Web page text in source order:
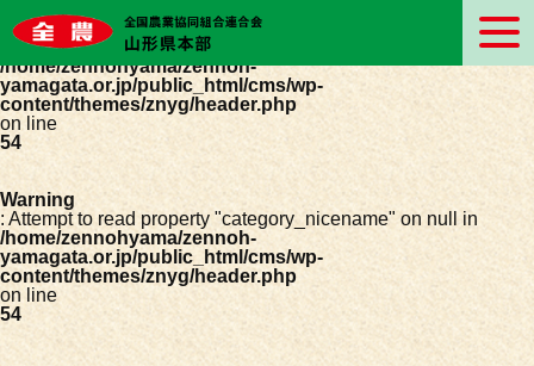
Warning
: Undefined array key 0 in
/home/zennohyama/zennoh-
yamagata.or.jp/public_html/cms/wp-
content/themes/znyg/header.php
on line
54
Warning
: Attempt to read property "category_nicename" on null in
/home/zennohyama/zennoh-
yamagata.or.jp/public_html/cms/wp-
content/themes/znyg/header.php
on line
54